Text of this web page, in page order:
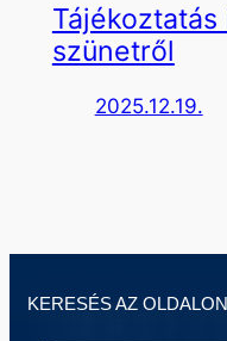
Tájékoztatás
szünetről
2025.12.19.
KERESÉS AZ OLDALON